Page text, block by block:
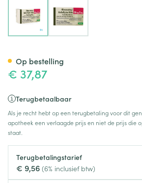
€ 37,87
Terugbetaalbaar
Als je recht hebt op een terugbetaling voor dit
apotheek een verlaagde prijs en niet de prijs die
staat.
Terugbetalingstarief
€ 9,56 (6% inclusief btw)
Op bestelling